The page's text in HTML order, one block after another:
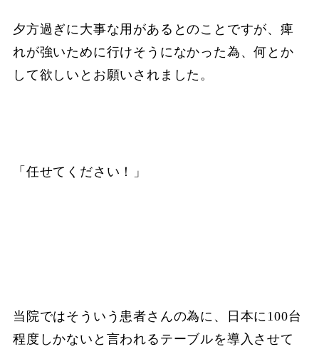
夕方過ぎに大事な用があるとのことですが、痺
れが強いために行けそうになかった為、何とか
して欲しいとお願いされました。
「任せてください！」
当院ではそういう患者さんの為に、日本に100台
程度しかないと言われるテーブルを導入させて